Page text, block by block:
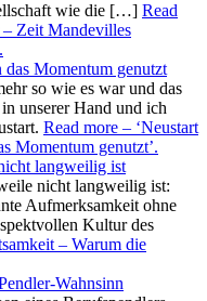
wie die […] Read
– Zeit Mandevilles
.
Momentum genutzt
so wie es war und das
unserer Hand und ich
Read more – ‘Neustart
Momentum genutzt’.
langweilig ist
nicht langweilig ist:
Aufmerksamkeit ohne
Kultur des
– Warum die
Wahnsinn